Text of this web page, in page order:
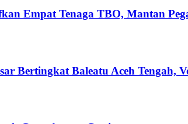
Empat Tenaga TBO, Mantan
Bertingkat Baleatu Aceh Tengah,